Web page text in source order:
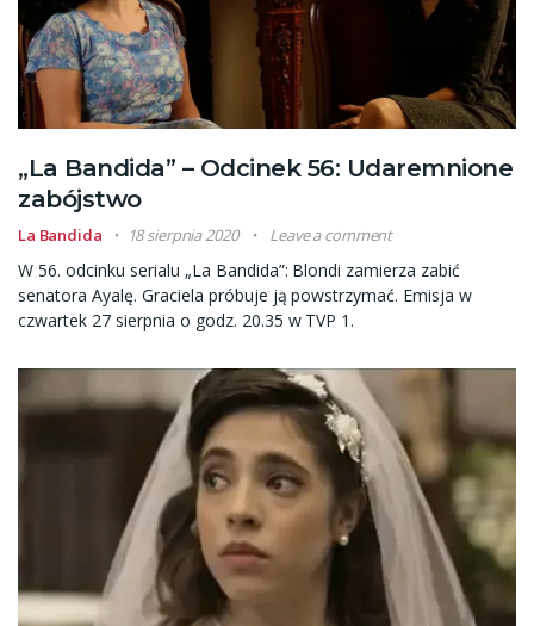
„La Bandida” – Odcinek 56: Udaremnione
zabójstwo
La Bandida 18 sierpnia 2020 Leave a comment
W 56. odcinku serialu „La Bandida”: Blondi zamierza zabić
senatora Ayalę. Graciela próbuje ją powstrzymać. Emisja w
czwartek 27 sierpnia o godz. 20.35 w TVP 1.